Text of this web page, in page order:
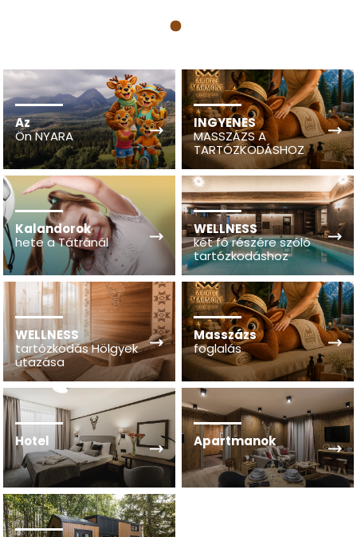
1
Az
Ön NYARA
INGYENES
MASSZÁZS A
TARTÓZKODÁSHOZ
Kalandorok
hete a Tátránál
WELLNESS
két fő részére szóló
tartózkodáshoz
WELLNESS
tartózkodás Hölgyek
utazása
Masszázs
foglalás
Hotel Apartmanok